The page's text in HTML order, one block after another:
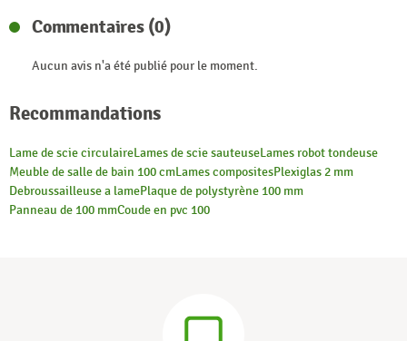
Commentaires (0)
Aucun avis n'a été publié pour le moment.
Recommandations
Lame de scie circulaireLames de scie sauteuseLames robot tondeuse
Meuble de salle de bain 100 cmLames compositesPlexiglas 2 mm
Debroussailleuse a lamePlaque de polystyrène 100 mm
Panneau de 100 mmCoude en pvc 100